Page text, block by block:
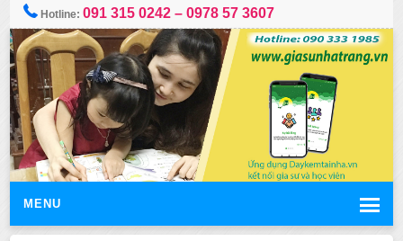
Hotline:091 315 0242 – 0978 57 3607
MENU